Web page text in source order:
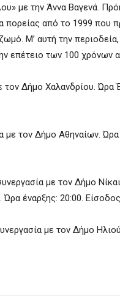
με την Άννα Βαγενά.
πορείας από το 1999 που
Μ’ αυτή την
επέτειο των 100 χρόνων
Δήμο Χαλανδρίου. Ώρα
τον Δήμο Αθηναίων. Ώρα
με τον Δήμο
έναρξης: 20:00.
με τον Δήμο